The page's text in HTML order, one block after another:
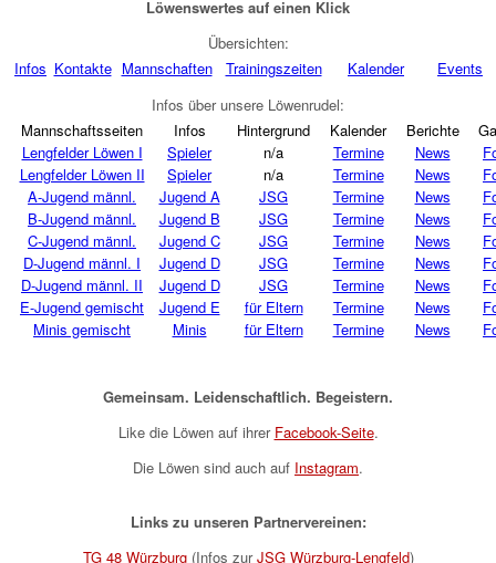
Löwenswertes auf einen Klick
Übersichten:
Infos Kontakte Mannschaften Trainingszeiten Kalender
Events
Infos über unsere Löwenrudel:
Mannschaftsseiten
Infos Hintergrund Kalender Berichte
Lengfelder Löwen I
Spieler n/a Termine News
Lengfelder Löwen II
Spieler n/a Termine News
A-Jugend männl.
Jugend A JSG Termine News
B-Jugend männl.
Jugend B JSG Termine News
C-Jugend männl.
Jugend C JSG Termine News
D-Jugend männl. I
Jugend D JSG Termine News
D-Jugend männl. II
Jugend D JSG Termine News
E-Jugend gemischt
Jugend E für Eltern Termine News
Minis gemischt
Minis für Eltern Termine News
Gemeinsam. Leidenschaftlich. Begeistern.
Like die Löwen auf ihrer Facebook-Seite.
Die Löwen sind auch auf Instagram.
Links zu unseren Partnervereinen:
TG 48 Würzburg(Infos zurJSG Würzburg-Lengfeld)